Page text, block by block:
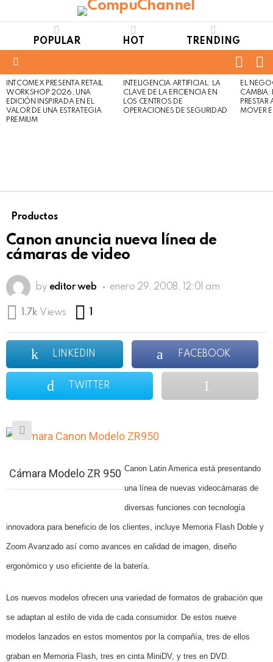
POPULAR HOT TRENDING
LATEST
STORIES
INTCOMEX PRESENTA RETAIL
WORKSHOP 2026, UNA
EDICIÓN INSPIRADA EN EL
VALOR DE UNA ESTRATEGIA
PREMIUM
INTELIGENCIA ARTIFICIAL: LA
CLAVE DE LA EFICIENCIA EN
LOS CENTROS DE
OPERACIONES DE SEGURIDAD
EL
CAMBIA:
MOVER
Productos
Canon anuncia nueva línea de
cámaras de video
by editor web enero 29, 2008, 12:01 am
1.7k Views
LINKEDIN FACEBOOK
TWITTER
Cámara Modelo ZR 950 Canon Latin America está presentando
una línea de nuevas videocámaras de
diversas funciones con tecnología
innovadora para beneficio de los clientes, incluye Memoria Flash Doble y
Zoom Avanzado así como avances en calidad de imagen, diseño
ergonómico y uso eficiente de la batería.
Los nuevos modelos ofrecen una variedad de formatos de grabación que
se adaptan al estilo de vida de cada consumidor. De estos nueve
modelos lanzados en estos momentos por la compañía, tres de ellos
graban en Memoria Flash, tres en cinta MiniDV, y tres en DVD.